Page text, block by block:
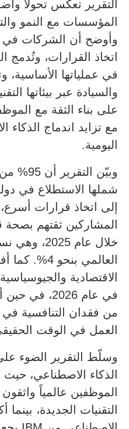
التقرير تعكس تحولاً
وأوضح أن الشركات في
في عملياتها الأساسية،
والسيادة عبر بيئاتها
على بناء الثقة مع
مع تزايد اندماج
اليومية.
وبيّن
شملها الاستطلاع في
إلى اتخاذ قرارات
المشاركين ثقتهم بصحة
خلال عام
الاقتصادية
من فقدان التنافسية
العمل في الوقت
وسلّط التقرير الضوء
الموظفين عالمياً